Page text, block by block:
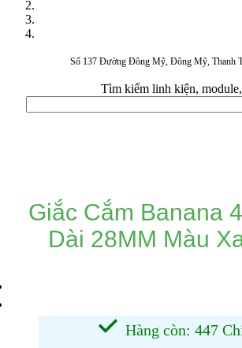
Số 137 Đường Đông Mỹ, Đông Mỹ, Thanh
Tìm kiếm linh kiện,
Giắc Cắm Banana
Dài 28MM Màu
Hàng còn: 447